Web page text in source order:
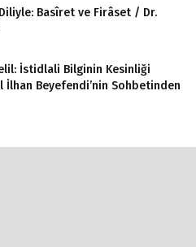
Basîret ve Firâset / Dr.
İstidlali Bilginin Kesinliği
İlhan Beyefendi’nin Sohbetinden